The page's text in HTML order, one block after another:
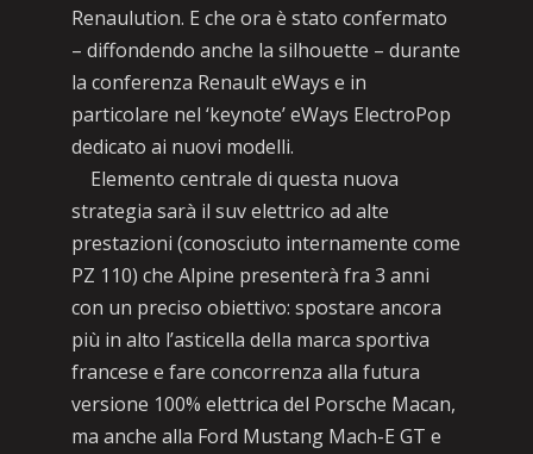
Renaulution. E che ora è stato confermato
– diffondendo anche la silhouette – durante
la conferenza Renault eWays e in
particolare nel ‘keynote’ eWays ElectroPop
dedicato ai nuovi modelli.
Elemento centrale di questa nuova
strategia sarà il suv elettrico ad alte
prestazioni (conosciuto internamente come
PZ 110) che Alpine presenterà fra 3 anni
con un preciso obiettivo: spostare ancora
più in alto l’asticella della marca sportiva
francese e fare concorrenza alla futura
versione 100% elettrica del Porsche Macan,
ma anche alla Ford Mustang Mach-E GT e